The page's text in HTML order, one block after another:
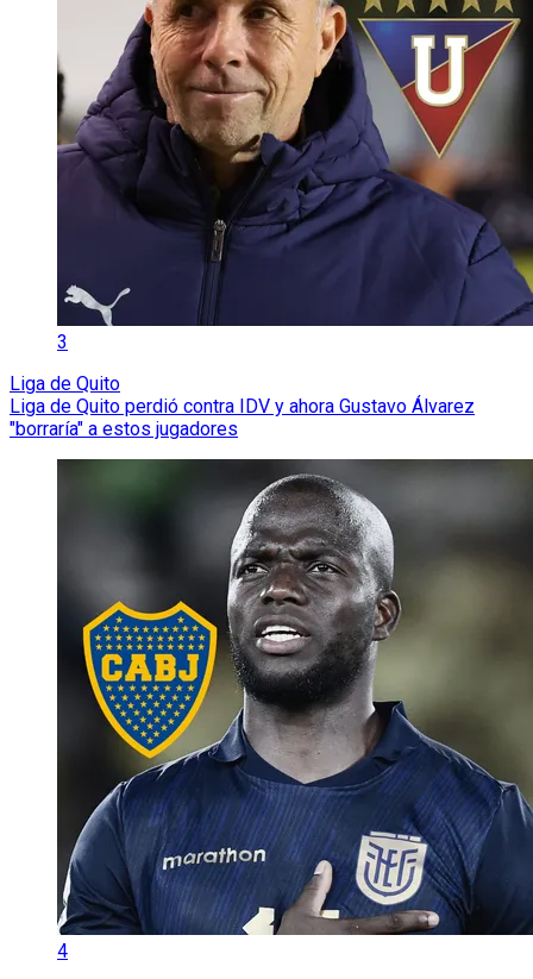
3
Liga de Quito
Liga de Quito perdió contra IDV y ahora Gustavo Álvarez
"borraría" a estos jugadores
4